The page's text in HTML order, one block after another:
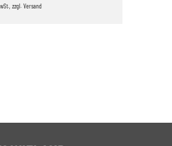
zzgl. Versand